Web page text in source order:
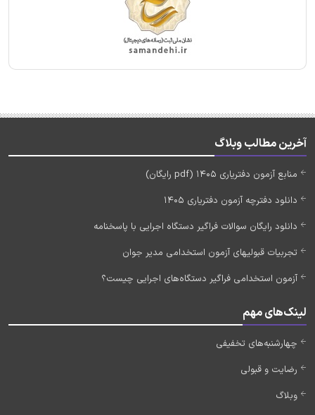
آخرین مطالب وبلاگ
منابع آزمون دفتریاری 1405 (pdf رایگان)
دانلود دفترچه آزمون دفتریاری 1405
دانلود رایگان سوالات فراگیر دستگاه اجرایی با پاسخنامه
تجربیات قبولیهای آزمون استخدامی مدیر جوان
آزمون استخدامی فراگیر دستگاه‌های اجرایی چیست؟
لینک‌های مهم
چهارشنبه‌های تخفیفی
رضایت و قبولی
وبلاگ